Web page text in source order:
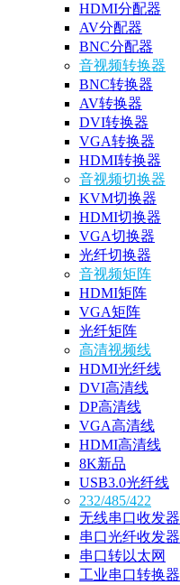
HDMI分配器
AV分配器
BNC分配器
音视频转换器
BNC转换器
AV转换器
DVI转换器
VGA转换器
HDMI转换器
音视频切换器
KVM切换器
HDMI切换器
VGA切换器
光纤切换器
音视频矩阵
HDMI矩阵
VGA矩阵
光纤矩阵
高清视频线
HDMI光纤线
DVI高清线
DP高清线
VGA高清线
HDMI高清线
8K新品
USB3.0光纤线
232/485/422
无线串口收发器
串口光纤收发器
串口转以太网
工业串口转换器